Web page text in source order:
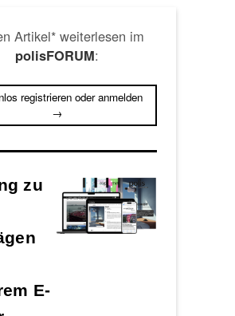
Artikel* weiterlesen im
polisFORUM:
registrieren oder anmelden
→
zu
E-